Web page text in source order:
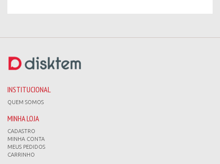
INSTITUCIONAL
QUEM SOMOS
MINHA LOJA
CADASTRO
MINHA CONTA
MEUS PEDIDOS
CARRINHO